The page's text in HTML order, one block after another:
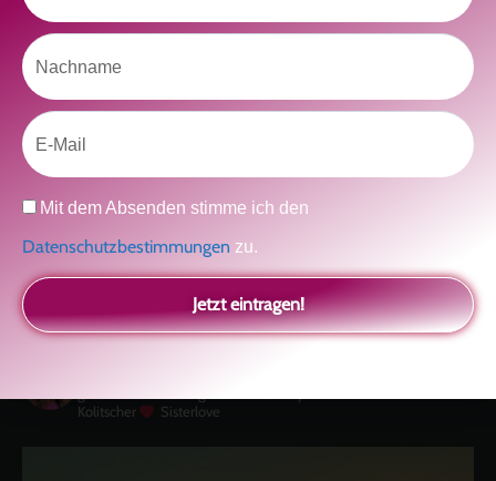
Klicke hier, um Marketing-Cookies zu
Kolitscher
Sisterlove
Nachname
Email
Datenschutz
Mit dem Absenden stimme ich den
Datenschutzbestimmungen zu.
Jetzt eintragen!